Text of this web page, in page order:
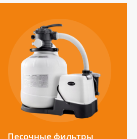
Песочные фильтры